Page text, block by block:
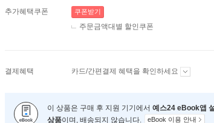
추가혜택쿠폰 쿠폰받기
주문금액대별 할인쿠폰
결제혜택 카드/간편결제 혜택을 확인하세요
이 상품은 구매 후 지원 기기에서 예스24 eBook앱
상품이며, 배송되지 않습니다. eBook 이용 안내